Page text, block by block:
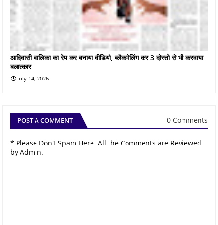
आदिवासी बालिका का रेप कर बनाया वीडियो, ब्लैकमेलिंग कर 3 दोस्तो से भी करवाया
बलात्कार
July 14, 2026
POST A COMMENT 0 Comments
* Please Don't Spam Here. All the Comments are Reviewed
by Admin.